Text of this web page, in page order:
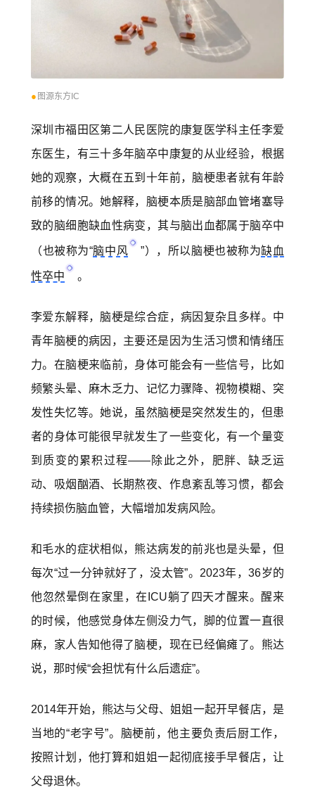
● 图源东方IC
深圳市福田区第二人民医院的康复医学科主任李爱
东医生，有三十多年脑卒中康复的从业经验，根据
她的观察，大概在五到十年前，脑梗患者就有年龄
前移的情况。她解释，脑梗本质是脑部血管堵塞导
致的脑细胞缺血性病变，其与脑出血都属于脑卒中
（也被称为“脑中风 ”），所以脑梗也被称为缺血
性卒中 。
李爱东解释，脑梗是综合症，病因复杂且多样。中
青年脑梗的病因，主要还是因为生活习惯和情绪压
力。在脑梗来临前，身体可能会有一些信号，比如
频繁头晕、麻木乏力、记忆力骤降、视物模糊、突
发性失忆等。她说，虽然脑梗是突然发生的，但患
者的身体可能很早就发生了一些变化，有一个量变
到质变的累积过程——除此之外，肥胖、缺乏运
动、吸烟酗酒、长期熬夜、作息紊乱等习惯，都会
持续损伤脑血管，大幅增加发病风险。
和毛水的症状相似，熊达病发的前兆也是头晕，但
每次“过一分钟就好了，没太管”。2023年，36岁的
他忽然晕倒在家里，在ICU躺了四天才醒来。醒来
的时候，他感觉身体左侧没力气，脚的位置一直很
麻，家人告知他得了脑梗，现在已经偏瘫了。熊达
说，那时候“会担忧有什么后遗症”。
2014年开始，熊达与父母、姐姐一起开早餐店，是
当地的“老字号”。脑梗前，他主要负责后厨工作，
按照计划，他打算和姐姐一起彻底接手早餐店，让
父母退休。